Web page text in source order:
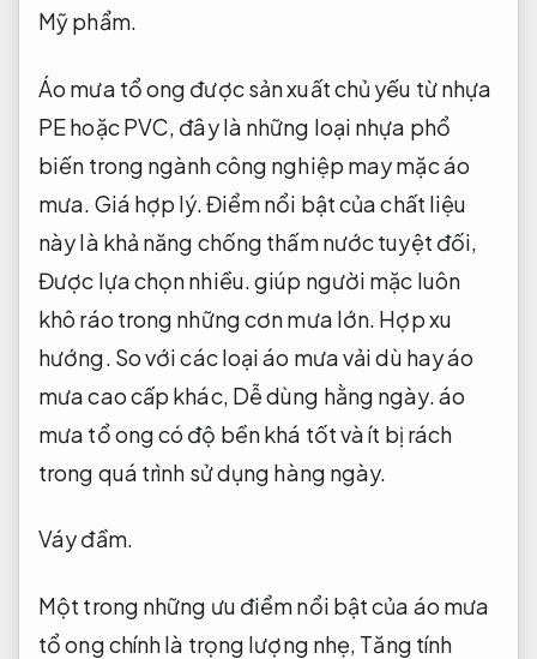
Mỹ phẩm.
Áo mưa tổ ong được sản xuất chủ yếu từ nhựa
PE hoặc PVC, đây là những loại nhựa phổ
biến trong ngành công nghiệp may mặc áo
mưa. Giá hợp lý.Điểm nổi bật của chất liệu
này là khả năng chống thấm nước tuyệt đối,
Được lựa chọn nhiều.giúp người mặc luôn
khô ráo trong những cơn mưa lớn. Hợp xu
hướng. So với các loại áo mưa vải dù hay áo
mưa cao cấp khác, Dễ dùng hằng ngày.áo
mưa tổ ong có độ bền khá tốt và ít bị rách
trong quá trình sử dụng hàng ngày.
Váy đầm.
Một trong những ưu điểm nổi bật của áo mưa
tổ ong chính là trọng lượng nhẹ, Tăng tính